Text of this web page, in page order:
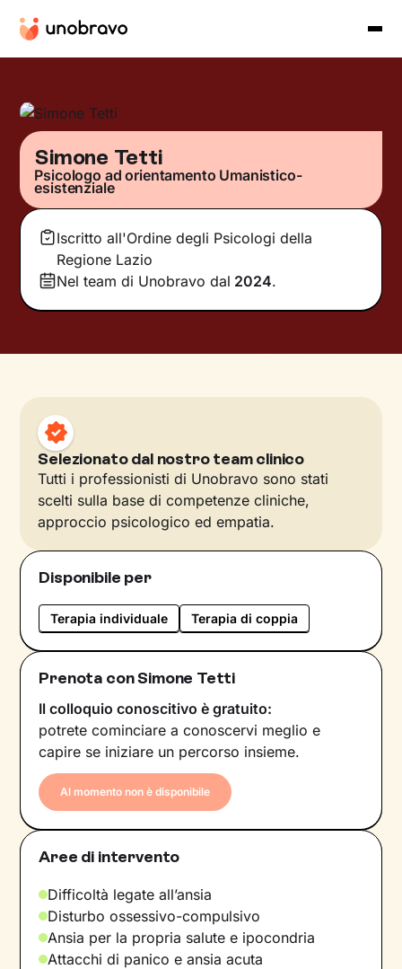
Simone Tetti
Psicologo ad orientamento Umanistico-
esistenziale
Iscritto all'Ordine degli Psicologi della
Regione Lazio
Nel team di Unobravo dal 2024.
Selezionato dal nostro team clinico
Tutti i professionisti di Unobravo sono stati
scelti sulla base di competenze cliniche,
approccio psicologico ed empatia.
Disponibile per
Terapia individuale Terapia di coppia
Prenota con Simone Tetti
Il colloquio conoscitivo è gratuito:
potrete cominciare a conoscervi meglio e
capire se iniziare un percorso insieme.
Al momento non è disponibile
Aree di intervento
Difficoltà legate all’ansia
Disturbo ossessivo-compulsivo
Ansia per la propria salute e ipocondria
Attacchi di panico e ansia acuta